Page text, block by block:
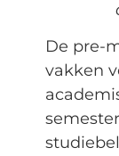
De pre-
vakken